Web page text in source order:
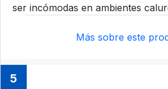
ser incómodas en ambientes
Más sobre este
5